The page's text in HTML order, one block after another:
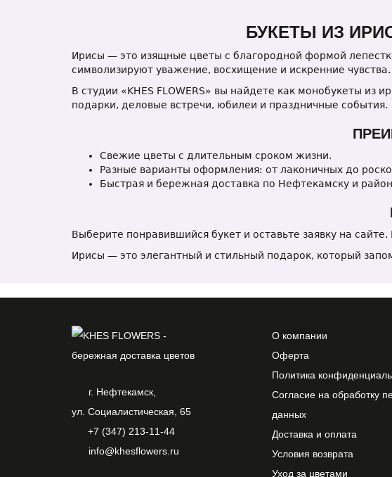
БУКЕТЫ ИЗ
Ирисы — это изящные цветы с благородной формой
символизируют уважение, восхищение и искренние чувства.
В студии «KHES FLOWERS» вы найдете как монобукеты из
подарки, деловые встречи, юбилеи и праздничные события.
Свежие цветы с длительным сроком жизни.
Разные варианты оформления: от лаконичных до
Быстрая и бережная доставка по Нефтекамску и
Выберите понравившийся букет и оставьте заявку на
Ирисы — это элегантный и стильный подарок, который
г. Нефтекамск,
ул. Социалистическая, 65
+7 (347) 213-11-44
info@khesflowers.ru
О компании
Оферта
Политика
Согласие на обработку
данных
Доставка и оплата
Условия возврата
Уход за цветами